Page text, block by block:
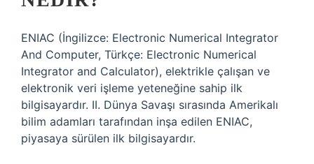
ENIAC (İngilizce: Electronic Numerical Integrator
And Computer, Türkçe: Electronic Numerical
Integrator and Calculator), elektrikle çalışan ve
elektronik veri işleme yeteneğine sahip ilk
bilgisayardır. II. Dünya Savaşı sırasında Amerikalı
bilim adamları tarafından inşa edilen ENIAC,
piyasaya sürülen ilk bilgisayardır.